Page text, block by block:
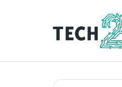
Breaking News